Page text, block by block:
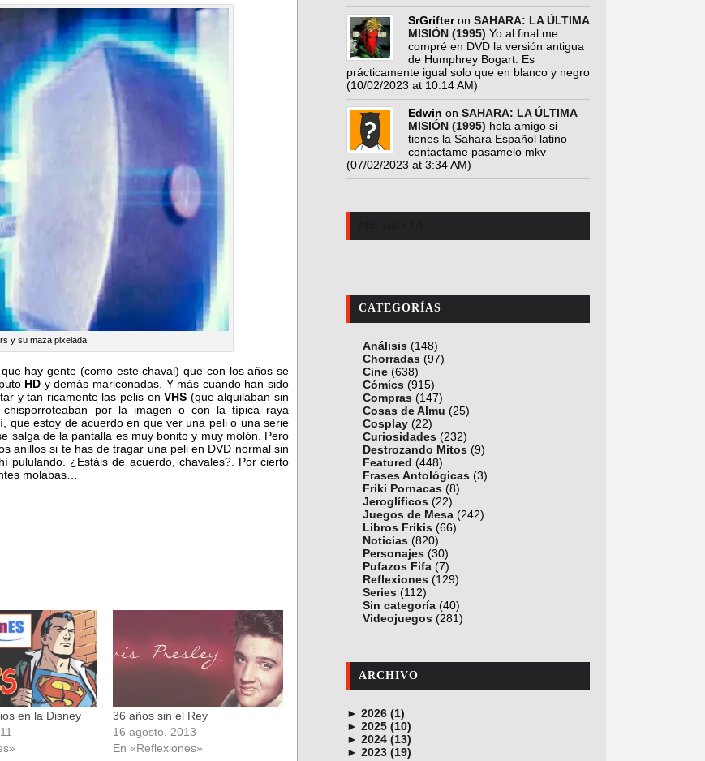
y su maza pixelada
hay gente (como este chaval) que con los años se
HD y demás mariconadas. Y más cuando han sido
y tan ricamente las pelis enVHS (que alquilaban sin
por la imagen o con la típica raya
que estoy de acuerdo en que ver una peli o una serie
salga de la pantalla es muy bonito y muy molón. Pero
anillos si te has de tragar una peli en DVD normal sin
pululando. ¿Estáis de acuerdo, chavales?. Por cierto
molabas…
en la Disney
36 años sin el Rey
16 agosto, 2013
En «Reflexiones»
SrGrifteron SAHARA: LA ÚLTIMA
MISIÓN (1995) Yo al final me
compré en DVD la versión antigua
de Humphrey Bogart. Es
prácticamente igual solo que en blanco y negro
(10/02/2023 at 10:14 AM)
Edwin on SAHARA: LA ÚLTIMA
MISIÓN (1995) hola amigo si
tienes la Sahara Español latino
contactame pasamelo mkv
(07/02/2023 at 3:34 AM)
CATEGORÍAS
Análisis (148)
Chorradas (97)
Cine (638)
Cómics (915)
Compras (147)
Cosas de Almu (25)
Cosplay (22)
Curiosidades (232)
Destrozando Mitos (9)
Featured (448)
Frases Antológicas (3)
Friki Pornacas (8)
Jeroglíficos (22)
Juegos de Mesa (242)
Libros Frikis (66)
Noticias (820)
Personajes (30)
Pufazos Fifa (7)
Reflexiones (129)
Series (112)
Sin categoría (40)
Videojuegos (281)
ARCHIVO
► 2026 (1)
junio (1)
► 2025 (10)
noviembre (1)
octubre (1)
► 2024 (13)
diciembre (4)
► 2023 (19)